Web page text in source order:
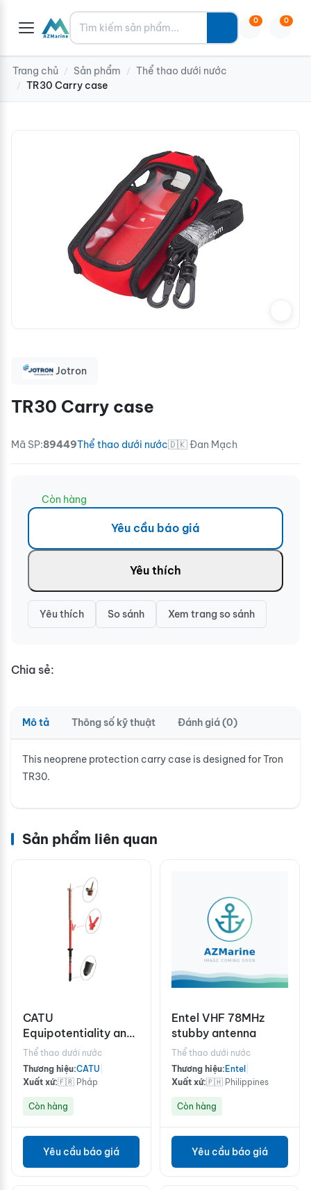
Tìm kiếm 0 0
Trang chủ / Sản phẩm / Thể thao dưới nước
/ TR30 Carry case
Jotron
TR30 Carry case
Mã SP:89449Thể thao dưới nước🇩🇰 Đan Mạch
Còn hàng
Yêu cầu báo giá
Yêu thích
Yêu thích So sánh Xem trang so sánh
Chia sẻ:
Mô tả Thông số kỹ thuật Đánh giá (0)
This neoprene protection carry case is designed for Tron
TR30.
Sản phẩm liên quan
CATU
Equipotentiality and
discharge stick
Thể thao dưới nước
Thương hiệu:CATU
Xuất xứ:🇫🇷 Pháp
Còn hàng
Yêu cầu báo giá
Entel VHF 78MHz
stubby antenna
Thể thao dưới nước
Thương hiệu: Entel
Xuất xứ:🇵🇭 Philippines
Còn hàng
Yêu cầu báo giá